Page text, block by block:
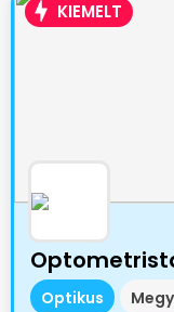
KIEMELT
Optikus